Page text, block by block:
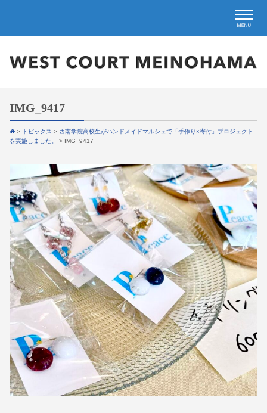
IMG_9417
> トピックス > 西南学院高校生がハンドメイドマルシェで「手作り×寄付」プロジェクト
を実施しました。
> IMG_9417